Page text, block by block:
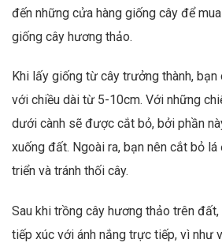
đến những cửa hàng giống cây để
giống cây hương thảo.
Khi lấy giống từ cây trưởng thành,
với chiều dài từ 5-10cm. Với những
dưới cành sẽ được cắt bỏ, bởi phần
xuống đất. Ngoài ra, bạn nên cắt bỏ lá
triển và tránh thối cây.
Sau khi trồng cây hương thảo trên
tiếp xúc với ánh nắng trực tiếp, vì như